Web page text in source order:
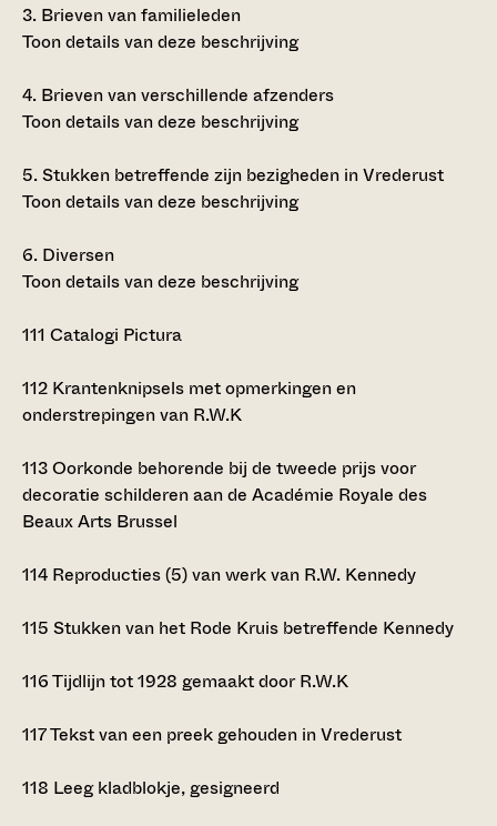
3. Brieven van familieleden
Toon details van deze beschrijving
4. Brieven van verschillende afzenders
Toon details van deze beschrijving
5.Stukken betreffende zijn bezigheden in Vrederust
Toon details van deze beschrijving
6. Diversen
Toon details van deze beschrijving
111 Catalogi Pictura
112 Krantenknipsels met opmerkingen en
onderstrepingen van R.W.K
113Oorkonde behorende bij de tweede prijs voor
decoratie schilderen aan de Académie Royale des
Beaux Arts Brussel
114 Reproducties (5) van werk van R.W. Kennedy
115 Stukken van het Rode Kruis betreffende Kennedy
116Tijdlijn tot 1928 gemaakt door R.W.K
117Tekst van een preek gehouden in Vrederust
118 Leeg kladblokje, gesigneerd